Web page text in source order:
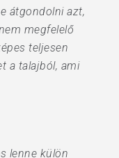
átgondolni azt,
megfelelő
teljesen
a talajból, ami
lenne külön